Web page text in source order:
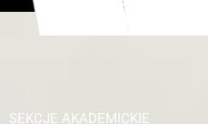
SEKCJE AKADEMICKIE